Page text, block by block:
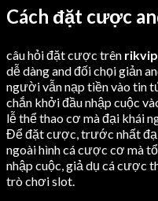
Cách đặt cược
câu hỏi đặt cược trên
dễ dàng and đối chọi giản
người vẫn nạp tiền vào tin
chắn khởi đầu nhập cuộc
lễ thể thao cơ mà đại khái
Để đặt cược, trước nhất
ngoài hình cá cược cơ mà
nhập cuộc, giả dụ cá cược
trò chơi slot.